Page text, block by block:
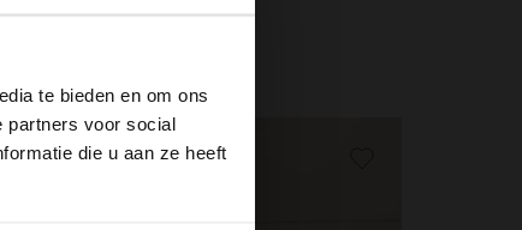
te bieden en om ons
partners voor social
die u aan ze heeft